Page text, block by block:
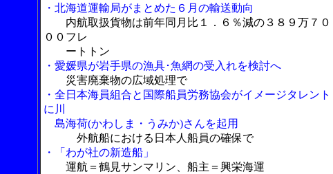
・北海道運輸局がまとめた６月の輸送動向
内航取扱貨物は前年同月比１．６％減の３８９万７０
００フレ
ートトン
・愛媛県が岩手県の漁具･魚網の受入れを検討へ
災害廃棄物の広域処理で
・全日本海員組合と国際船員労務協会がイメージタレント
に川
島海荷(かわしま・うみか)さんを起用
外航船における日本人船員の確保で
・「わが社の新造船」
運航＝鶴見サンマリン、船主＝興栄海運